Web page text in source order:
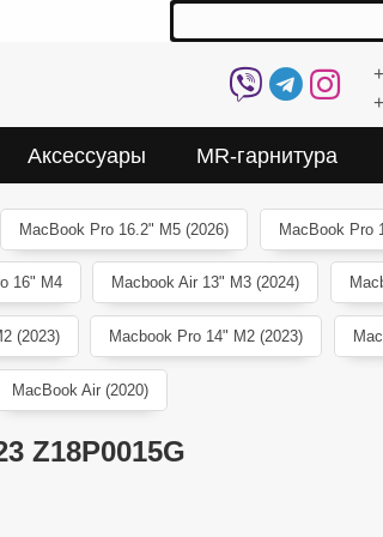
Аксессуары MR-гарнитура
MacBook Pro 16.2" M5 (2026) MacBook Pro
16" M4 Macbook Air 13" M3 (2024)
(2023) Macbook Pro 14" M2 (2023)
MacBook Air (2020)
Z18P0015G